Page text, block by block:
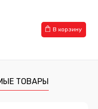
В корзину
ТОВАРЫ